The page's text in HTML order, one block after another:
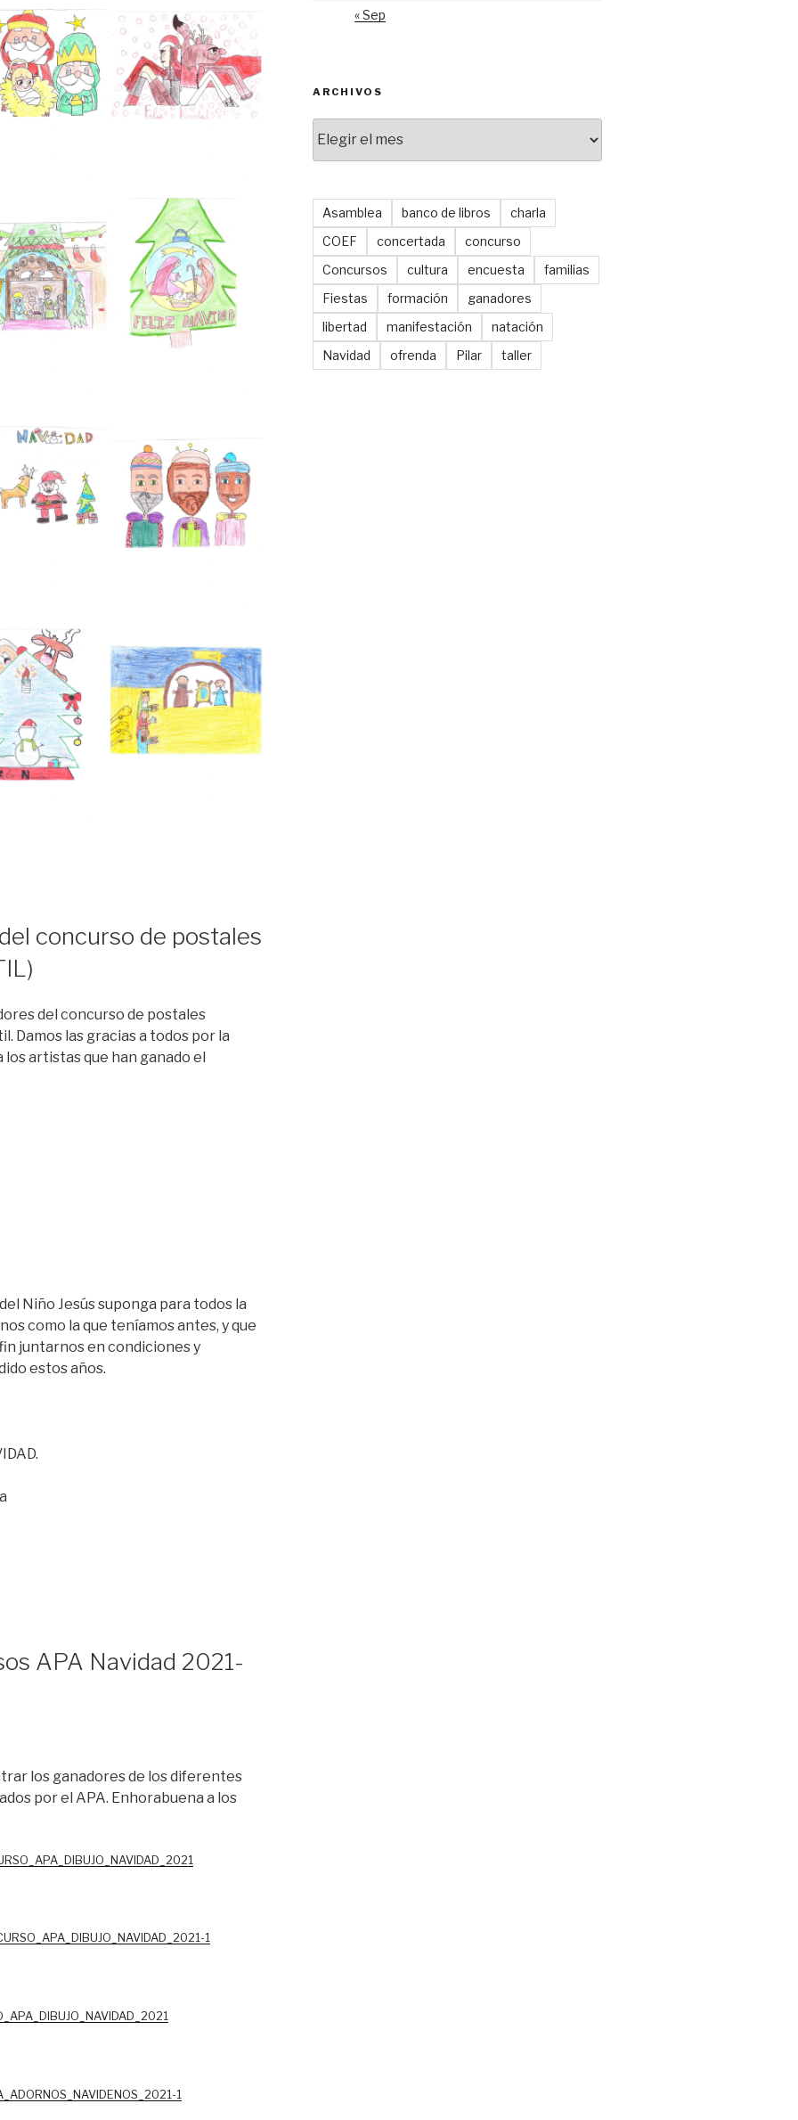
concurso de postales
del concurso de postales
Damos las gracias a todos por la
artistas que han ganado el
Niño Jesús suponga para todos la
como la que teníamos antes, y que
juntarnos en condiciones y
estos años.
APA Navidad 2021-
los ganadores de los diferentes
por el APA. Enhorabuena a los
1
1
« Sep
ARCHIVOS
Asamblea banco de libros
charla
COEF
concertada
concurso
Concursos
cultura encuesta
familias
Fiestas
formación
ganadores
libertad
manifestación
natación
Navidad
ofrenda Pilar taller